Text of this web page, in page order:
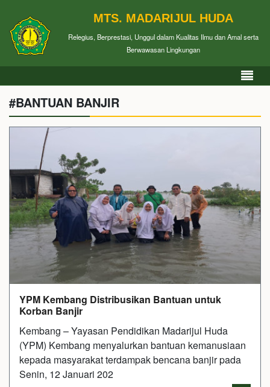
MTS. MADARIJUL HUDA
Relegius, Berprestasi, Unggul dalam Kualitas Ilmu dan Amal serta
Berwawasan Lingkungan
#BANTUAN BANJIR
YPM Kembang Distribusikan Bantuan untuk
Korban Banjir
Kembang – Yayasan Pendidikan Madarijul Huda
(YPM) Kembang menyalurkan bantuan kemanusiaan
kepada masyarakat terdampak bencana banjir pada
Senin, 12 Januari 202